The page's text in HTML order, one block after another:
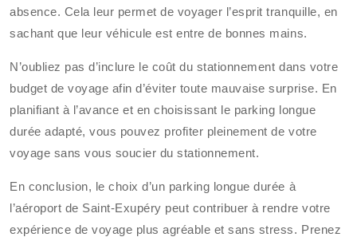
absence. Cela leur permet de voyager l’esprit tranquille, en
sachant que leur véhicule est entre de bonnes mains.
N’oubliez pas d’inclure le coût du stationnement dans votre
budget de voyage afin d’éviter toute mauvaise surprise. En
planifiant à l’avance et en choisissant le parking longue
durée adapté, vous pouvez profiter pleinement de votre
voyage sans vous soucier du stationnement.
En conclusion, le choix d’un parking longue durée à
l’aéroport de Saint-Exupéry peut contribuer à rendre votre
expérience de voyage plus agréable et sans stress. Prenez